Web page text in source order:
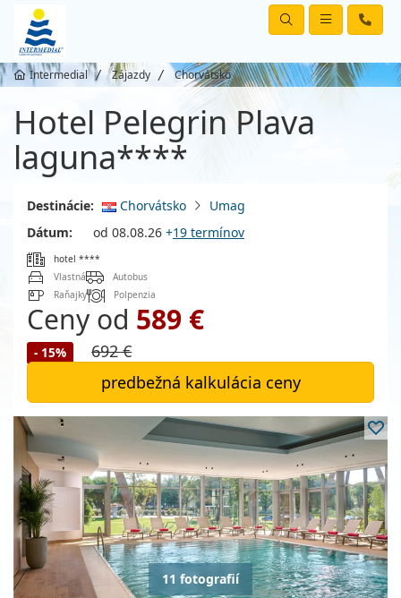
Intermedial Zájazdy Chorvátsko
Hotel Pelegrin Plava
laguna****
Destinácie: Chorvátsko
Umag
Dátum:
od 08.08.26 +19 termínov
hotel ****
Vlastná
Autobus
Raňajky
Polpenzia
Ceny od 589 €
- 15%
692 €
predbežná kalkulácia ceny
11 fotografií